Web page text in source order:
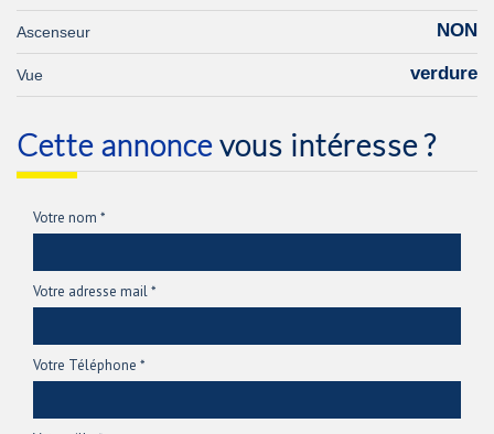
Ascenseur NON
Vue verdure
cette annoncevous intéresse ?
Votre nom *
Votre adresse mail *
Votre Téléphone *